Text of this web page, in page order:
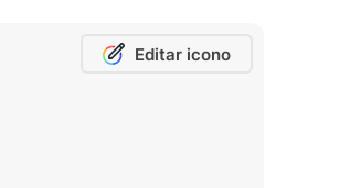
Editar icono